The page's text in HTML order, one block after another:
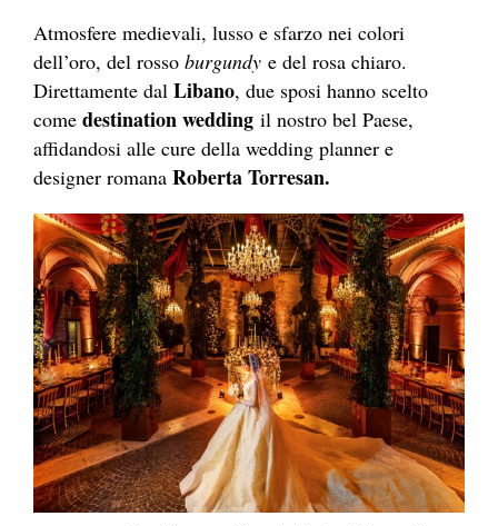
Atmosfere medievali, lusso e sfarzo nei colori
dell’oro, del rosso burgundy e del rosa chiaro.
Direttamente dal Libano, due sposi hanno scelto
come destination wedding il nostro bel Paese,
affidandosi alle cure della wedding planner e
designer romana Roberta Torresan.